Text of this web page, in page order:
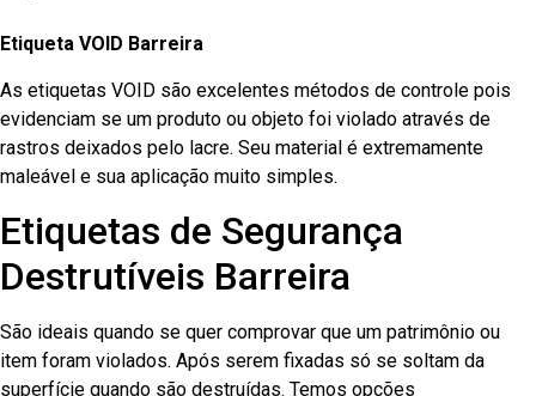
Etiqueta VOID Barreira
As etiquetas VOID são excelentes métodos de controle pois
evidenciam se um produto ou objeto foi violado através de
rastros deixados pelo lacre. Seu material é extremamente
maleável e sua aplicação muito simples.
Etiquetas de Segurança
Destrutíveis Barreira
São ideais quando se quer comprovar que um patrimônio ou
item foram violados. Após serem fixadas só se soltam da
superfície quando são destruídas. Temos opções